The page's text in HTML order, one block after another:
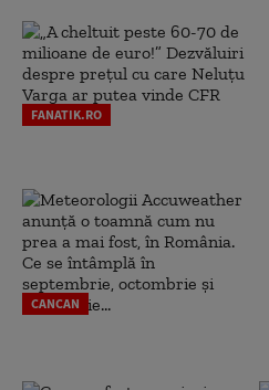
FANATIK.RO
CANCAN